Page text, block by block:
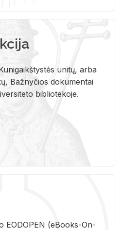
unitų, arba
Bažnyčios dokumentai
bibliotekoje.
EO­DO­PEN (eBo­oks-On-